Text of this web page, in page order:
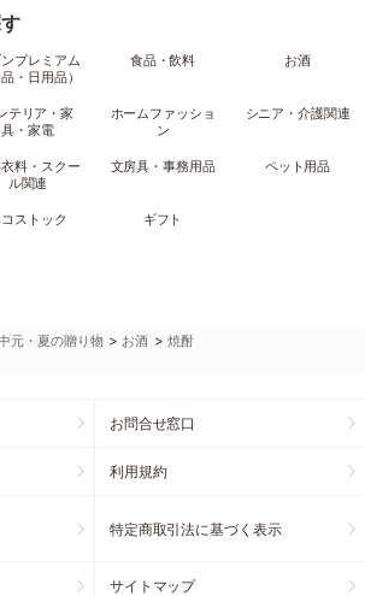
プレミアム
品・日用品）
食品・飲料 お酒
テリア・家
具・家電
ホームファッショ
ン
シニア・介護関連
料・スクー
ル関連
文房具・事務用品 ペット用品
ストック ギフト
元・夏の贈り物 > お酒 > 焼酎
お問合せ窓口
利用規約
特定商取引法に基づく表示
サイトマップ